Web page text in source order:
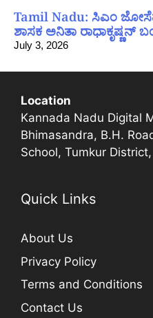
Tamil Nadu: ಸಿಎಂ
ಶಾಸಕ ಅನಿತಾ ರಾಧಾಕೃಷ್ಣನ್
July 3, 2026
Location
Kannada Nadu Digital
Bhimasandra, B.H.
School, Tumkur
Quick Links
About Us
Privacy Policy
Terms and Conditions
Contact Us